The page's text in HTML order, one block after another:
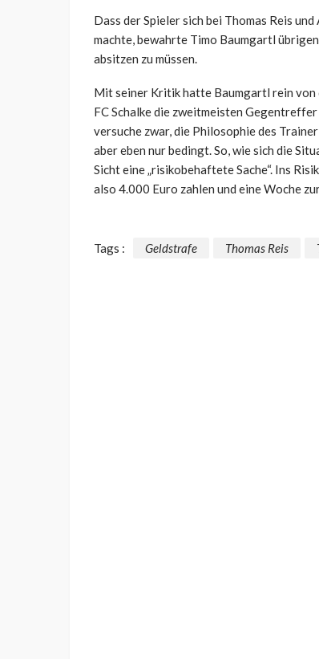
Dass der Spieler sich bei Thomas Reis
machte, bewahrte Timo Baumgartl
absitzen zu müssen.
Mit seiner Kritik hatte Baumgartl rein
FC Schalke die zweitmeisten
versuche zwar, die Philosophie des
aber eben nur bedingt. So, wie sich die
Sicht eine „risikobehaftete Sache“. Ins
also 4.000 Euro zahlen und eine Woche
Tags : Geldstrafe Thomas Reis